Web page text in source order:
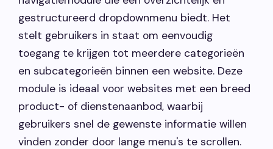
Vacatures
Contact opnemen
gestructureerd dropdownmenu biedt. Het
stelt gebruikers in staat om eenvoudig
toegang te krijgen tot meerdere categorieën
en subcategorieën binnen een website. Deze
module is ideaal voor websites met een breed
product- of dienstenaanbod, waarbij
gebruikers snel de gewenste informatie willen
vinden zonder door lange menu's te scrollen.